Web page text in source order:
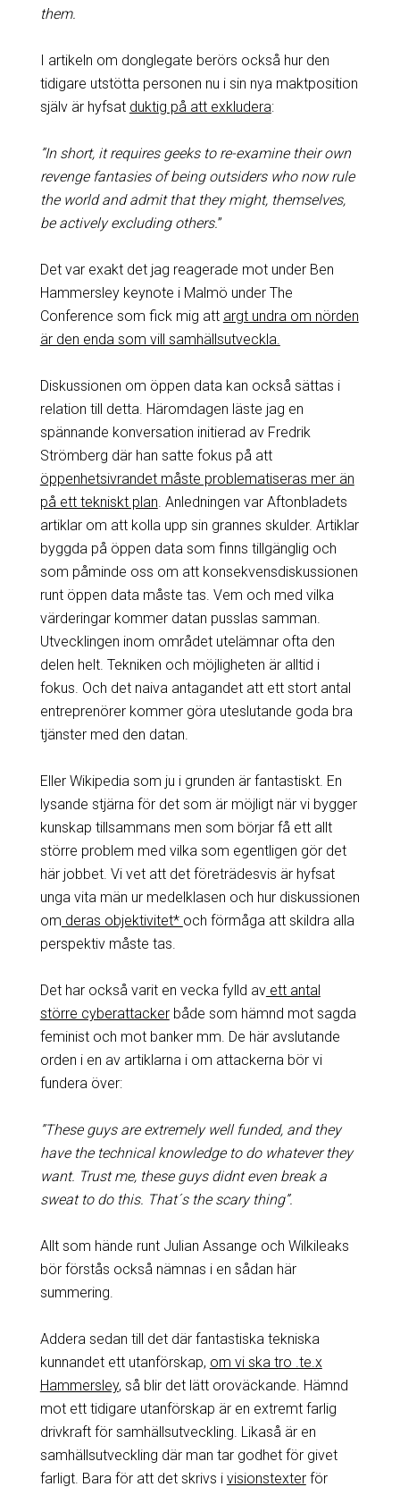
them.
I artikeln om donglegate berörs också hur den
tidigare utstötta personen nu i sin nya maktposition
själv är hyfsat duktig på att exkludera:
”In short, it requires geeks to re-examine their own
revenge fantasies of being outsiders who now rule
the world and admit that they might, themselves,
be actively excluding others.”
Det var exakt det jag reagerade mot under Ben
Hammersley keynote i Malmö under The
Conference som fick mig att argt undra om nörden
är den enda som vill samhällsutveckla.
Diskussionen om öppen data kan också sättas i
relation till detta. Häromdagen läste jag en
spännande konversation initierad av Fredrik
Strömberg där han satte fokus på att
öppenhetsivrandet måste problematiseras mer än
på ett tekniskt plan . Anledningen var Aftonbladets
artiklar om att kolla upp sin grannes skulder. Artiklar
byggda på öppen data som finns tillgänglig och
som påminde oss om att konsekvensdiskussionen
runt öppen data måste tas. Vem och med vilka
värderingar kommer datan pusslas samman.
Utvecklingen inom området utelämnar ofta den
delen helt. Tekniken och möjligheten är alltid i
fokus. Och det naiva antagandet att ett stort antal
entreprenörer kommer göra uteslutande goda bra
tjänster med den datan.
Eller Wikipedia som ju i grunden är fantastiskt. En
lysande stjärna för det som är möjligt när vi bygger
kunskap tillsammans men som börjar få ett allt
större problem med vilka som egentligen gör det
här jobbet. Vi vet att det företrädesvis är hyfsat
unga vita män ur medelklasen och hur diskussionen
om deras objektivitet* och förmåga att skildra alla
perspektiv måste tas.
Det har också varit en vecka fylld avett antal
större cyberattackerbåde som hämnd mot sagda
feminist och mot banker mm. De här avslutande
orden i en av artiklarna i om attackerna bör vi
fundera över:
”These guys are extremely well funded, and they
have the technical knowledge to do whatever they
want. Trust me, these guys didnt even break a
sweat to do this. That´s the scary thing”.
Allt som hände runt Julian Assange och Wilkileaks
bör förstås också nämnas i en sådan här
summering.
Addera sedan till det där fantastiska tekniska
kunnandet ett utanförskap, om vi ska tro .te.x
Hammersley, så blir det lätt oroväckande. Hämnd
mot ett tidigare utanförskap är en extremt farlig
drivkraft för samhällsutveckling. Likaså är en
samhällsutveckling där man tar godhet för givet
farligt. Bara för att det skrivs i visionstexterför